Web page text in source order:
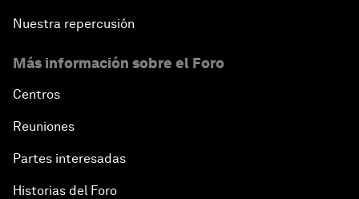
Nuestra repercusión
Más información sobre el Foro
Centros
Reuniones
Partes interesadas
Historias del Foro